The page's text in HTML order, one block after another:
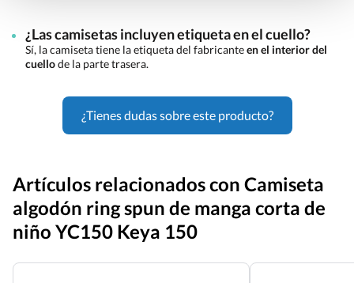
¿Las camisetas incluyen etiqueta en el cuello?
Sí, la camiseta tiene la etiqueta del fabricanteen el interior del
cuellode la parte trasera.
¿Tienes dudas sobre este producto?
Artículos relacionados con Camiseta
algodón ring spun de manga corta de
niño YC150 Keya 150